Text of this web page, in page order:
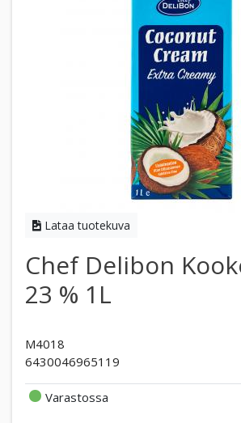
Lataa tuotekuva
Chef Delibon
23 % 1L
M4018
6430046965119
Varastossa